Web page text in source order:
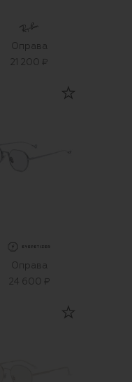
Оправа
21 200 ₽
Оправа
24 600 ₽